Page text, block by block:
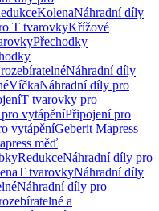
KolenaNáhradní díly
T tvarovkyKřížové
Přechodky
Náhradní díly
VíčkaNáhradní díly pro
T tvarovky pro
vytápěníPřipojení pro
vytápěníGeberit Mapress
měď
RedukceNáhradní díly pro
T tvarovkyNáhradní díly
Náhradní díly pro
a